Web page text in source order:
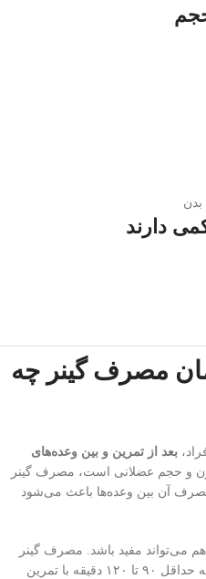
دارند
مصرف گینر چه
بعد از تمرین و بین وعده‌های
و حجم عضلانی است، مصرف گینر
آن بین وعده‌ها باعث می‌شود
می‌تواند مفید باشد. مصرف گینر
قبل تمرین فقط زمانی مناسب است که حداقل ۹۰ تا ۱۲۰ دقیقه با تمرین